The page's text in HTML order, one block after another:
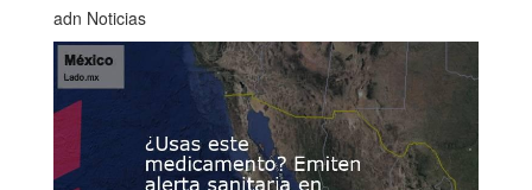
adn Noticias